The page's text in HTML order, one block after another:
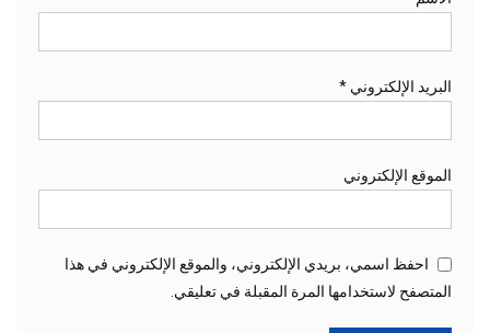
البريد الإلكتروني *
الموقع الإلكتروني
احفظ اسمي، بريدي الإلكتروني، والموقع الإلكتروني في هذا
المتصفح لاستخدامها المرة المقبلة في تعليقي.